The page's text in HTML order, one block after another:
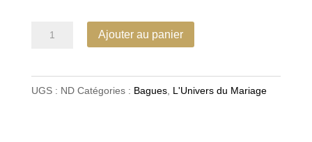
quantité
“Trois
Ajouter au panier
UGS : ND Catégories : Bagues, L'Univers du Mariage